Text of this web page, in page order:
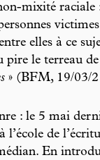
mixité raciale
elles à ce
pire le terreau de
» (BFM, 19/03/
: le 5 mai
l’école de
En